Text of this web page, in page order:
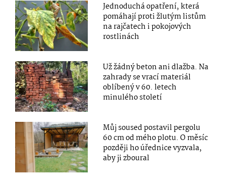
Jednoduchá opatření, která
pomáhají proti žlutým listům
na rajčatech i pokojových
rostlinách
Už žádný beton ani dlažba. Na
zahrady se vrací materiál
oblíbený v 60. letech
minulého století
Můj soused postavil pergolu
60 cm od mého plotu. O měsíc
později ho úřednice vyzvala,
aby ji zboural